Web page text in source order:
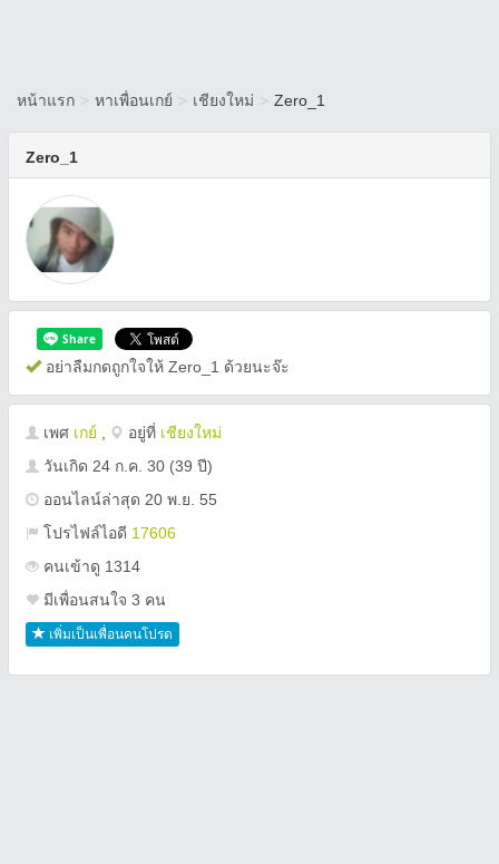
หน้าแรก > หาเพื่อนเกย์ > เชียงใหม่ > Zero_1
Zero_1
อย่าลืมกดถูกใจให้ Zero_1 ด้วยนะจ๊ะ
เพศ เกย์ อยู่ที่ เชียงใหม่
วันเกิด 24 ก.ค. 30 (39 ปี)
ออนไลน์ล่าสุด 20 พ.ย. 55
โปรไฟล์ไอดี 17606
คนเข้าดู 1314
มีเพื่อนสนใจ 3 คน
เพิ่มเป็นเพื่อนคนโปรด